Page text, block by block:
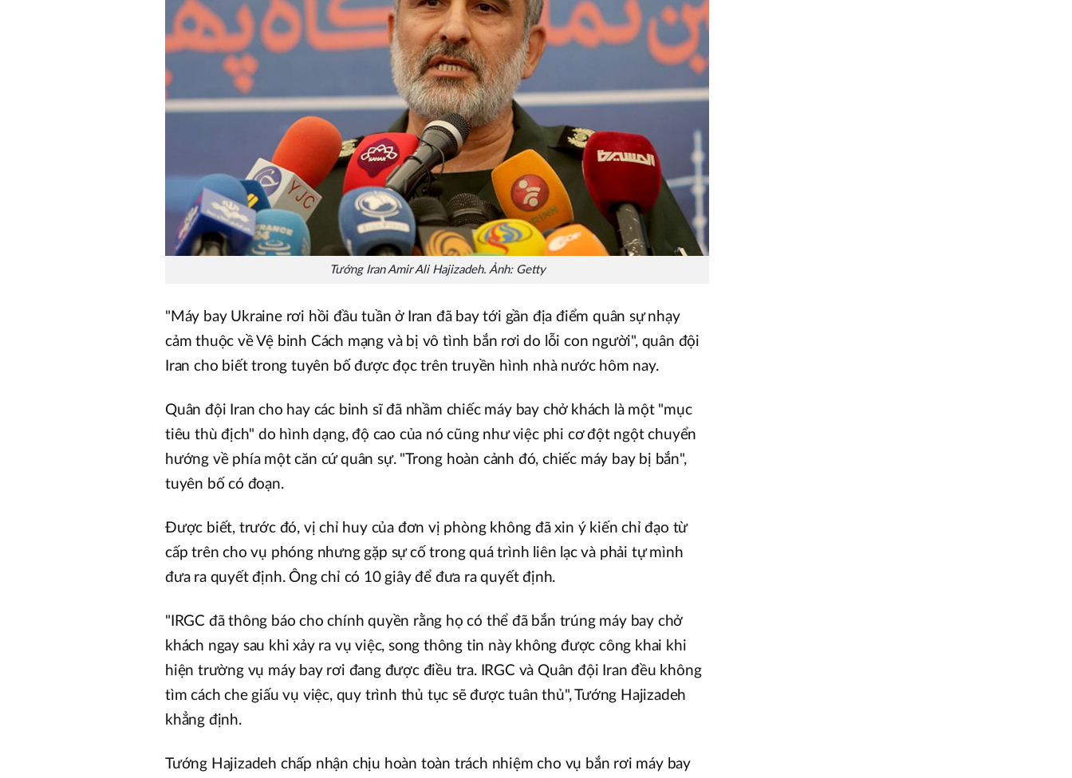
Tướng Iran Amir Ali Hajizadeh. Ảnh: Getty
"Máy bay Ukraine rơi hồi đầu tuần ở Iran đã bay tới gần địa điểm quân sự nhạy
cảm thuộc về Vệ binh Cách mạng và bị vô tình bắn rơi do lỗi con người", quân đội
Iran cho biết trong tuyên bố được đọc trên truyền hình nhà nước hôm nay.
Quân đội Iran cho hay các binh sĩ đã nhầm chiếc máy bay chở khách là một "mục
tiêu thù địch" do hình dạng, độ cao của nó cũng như việc phi cơ đột ngột chuyển
hướng về phía một căn cứ quân sự. "Trong hoàn cảnh đó, chiếc máy bay bị bắn",
tuyên bố có đoạn.
Được biết, trước đó, vị chỉ huy của đơn vị phòng không đã xin ý kiến chỉ đạo từ
cấp trên cho vụ phóng nhưng gặp sự cố trong quá trình liên lạc và phải tự mình
đưa ra quyết định. Ông chỉ có 10 giây để đưa ra quyết định.
"IRGC đã thông báo cho chính quyền rằng họ có thể đã bắn trúng máy bay chở
khách ngay sau khi xảy ra vụ việc, song thông tin này không được công khai khi
hiện trường vụ máy bay rơi đang được điều tra. IRGC và Quân đội Iran đều không
tìm cách che giấu vụ việc, quy trình thủ tục sẽ được tuân thủ", Tướng Hajizadeh
khẳng định.
Tướng Hajizadeh chấp nhận chịu hoàn toàn trách nhiệm cho vụ bắn rơi máy bay